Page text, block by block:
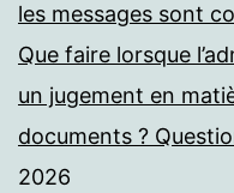
les messages sont
Que faire lorsque
un jugement en
documents ?
2026